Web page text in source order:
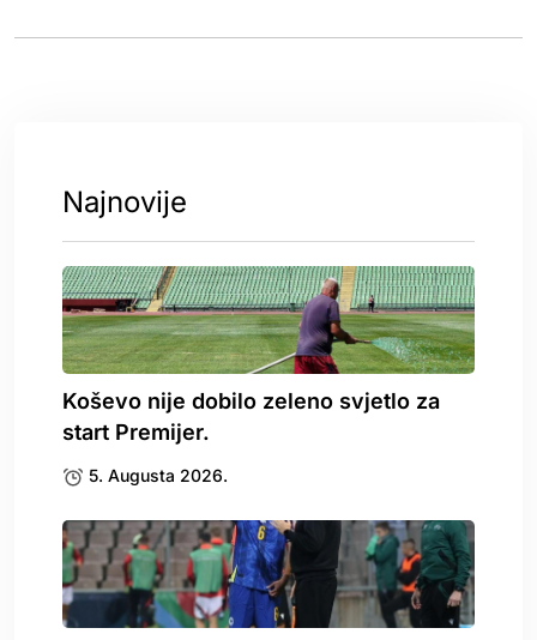
Najnovije
Koševo nije dobilo zeleno svjetlo za
start Premijer.
5. Augusta 2026.